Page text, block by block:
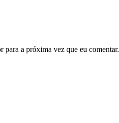
para a próxima vez que eu comentar.